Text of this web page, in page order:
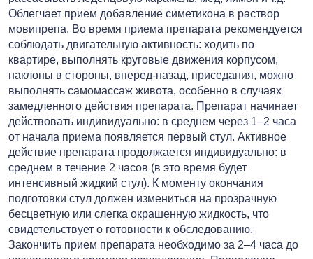
Облегчает прием добавление симетикона в раствор
мовипрепа. Во время приема препарата рекомендуется
соблюдать двигательную активность: ходить по
квартире, выполнять круговые движения корпусом,
наклоны в стороны, вперед-назад, приседания, можно
выполнять самомассаж живота, особенно в случаях
замедленного действия препарата. Препарат начинает
действовать индивидуально: в среднем через 1–2 часа
от начала приема появляется первый стул. Активное
действие препарата продолжается индивидуально: в
среднем в течение 2 часов (в это время будет
интенсивный жидкий стул). К моменту окончания
подготовки стул должен измениться на прозрачную
бесцветную или слегка окрашенную жидкость, что
свидетельствует о готовности к обследованию.
Закончить прием препарата необходимо за 2–4 часа до